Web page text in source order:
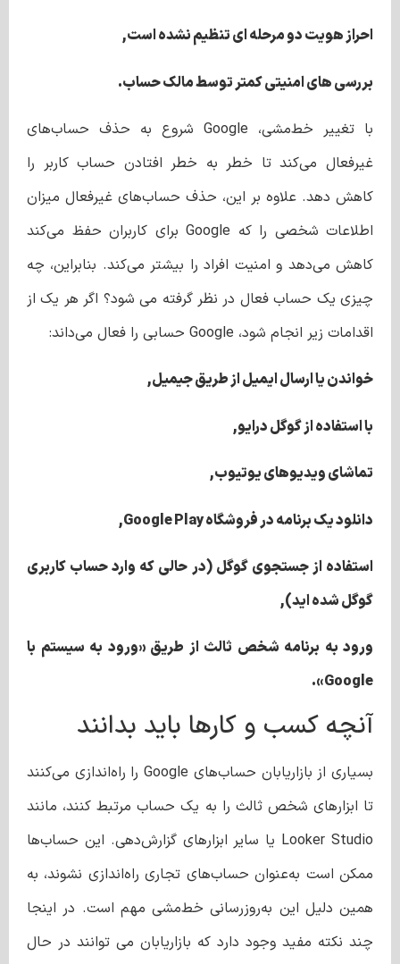
احراز هویت دو مرحله ای تنظیم نشده است,
بررسی های امنیتی کمتر توسط مالک حساب.
با تغییر خط‌مشی، Google شروع به حذف حساب‌های
غیرفعال می‌کند تا خطر به خطر افتادن حساب کاربر را
کاهش دهد. علاوه بر این، حذف حساب‌های غیرفعال میزان
اطلاعات شخصی را که Google برای کاربران حفظ می‌کند
کاهش می‌دهد و امنیت افراد را بیشتر می‌کند. بنابراین، چه
چیزی یک حساب فعال در نظر گرفته می شود؟ اگر هر یک از
اقدامات زیر انجام شود، Google حسابی را فعال می‌داند:
خواندن یا ارسال ایمیل از طریق جیمیل,
با استفاده از گوگل درایو,
تماشای ویدیوهای یوتیوب,
دانلود یک برنامه در فروشگاه Google Play,
استفاده از جستجوی گوگل (در حالی که وارد حساب کاربری
گوگل شده اید),
ورود به برنامه شخص ثالث از طریق «ورود به سیستم با
Google».
آنچه کسب و کارها باید بدانند
بسیاری از بازاریابان حساب‌های Google را راه‌اندازی می‌کنند
تا ابزارهای شخص ثالث را به یک حساب مرتبط کنند، مانند
Looker Studio یا سایر ابزارهای گزارش‌دهی. این حساب‌ها
ممکن است به‌عنوان حساب‌های تجاری راه‌اندازی نشوند، به
همین دلیل این به‌روزرسانی خط‌مشی مهم است. در اینجا
چند نکته مفید وجود دارد که بازاریابان می توانند در حال